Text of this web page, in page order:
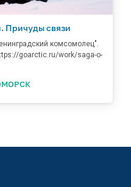
Причуды связи
комсомолец".
goarctic.ru/work/saga-o-